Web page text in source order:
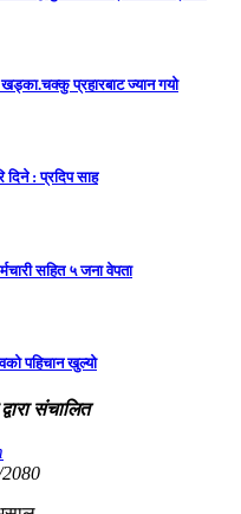
प्रहारबाट ज्यान गयो
दिने : प्रदिप साह
सहित ५ जना वेपता
पहिचान खुल्यो
संचालित
2080